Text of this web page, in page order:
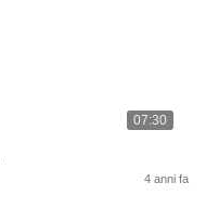
07:30
4 anni fa